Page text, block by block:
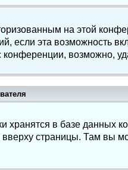
на этой
если эта возможность
возможно,
хранятся в базе данных
страницы. Там вы